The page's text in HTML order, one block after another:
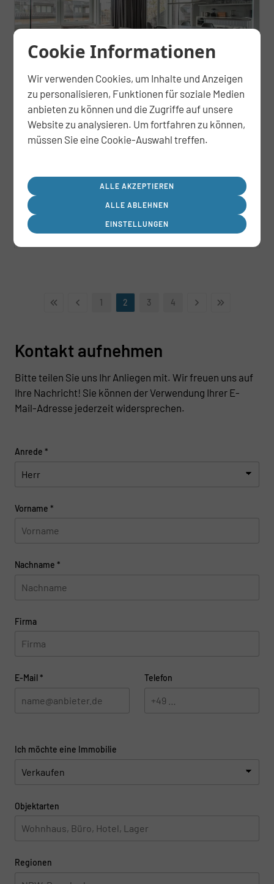
MÜNSTER
Finkenstraße – Repräsentative
Eigentumswohnung
Vom Verkäufer wurden wir mit der Vermarktung
Kreuzviertel im Allein-Auftrag beauftragt.
JETZT ANSEHEN
1 2 3 4
Kontakt aufnehmen
Bitte teilen Sie uns Ihr Anliegen mit. Wir freuen uns auf
Ihre Nachricht! Sie können der Verwendung Ihrer E-
Mail-Adresse jederzeit widersprechen.
Anrede *
Vorname *
Nachname *
Firma
E-Mail* Telefon
Ich möchte eine Immobilie
Objektarten
Regionen
Cookie Informationen
Wir verwenden Cookies, um Inhalte und Anzeigen
zu personalisieren, Funktionen für soziale Medien
anbieten zu können und die Zugriffe auf unsere
Website zu analysieren. Um fortfahren zu können,
müssen Sie eine Cookie-Auswahl treffen.
EINSTELLUNGEN
ALLE ABLEHNEN
ALLE AKZEPTIEREN